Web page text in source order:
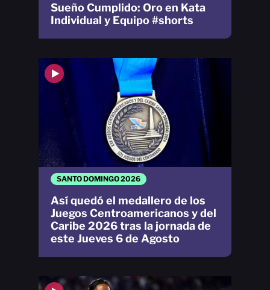
SANTO DOMINGO 2026
Así quedó el medallero de los
Juegos Centroamericanos y del
Caribe 2026 tras la jornada de
este Jueves 6 de Agosto
Sueño Cumplido: Oro en Kata
Individual y Equipo #shorts